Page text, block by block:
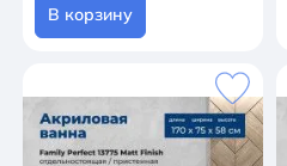
В корзину